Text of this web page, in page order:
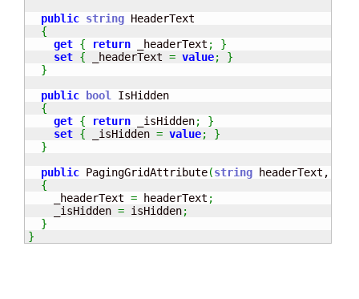
public string HeaderText
{
get { return _headerText ;
}
set { _headerText = value;
}
}
public
bool
IsHidden
{
get { return _isHidden;
}
set { _isHidden = value;
}
}
public PagingGridAttribute(string headerText,
{
    _headerText
= headerText ;
    _isHidden
= isHidden;
}
}